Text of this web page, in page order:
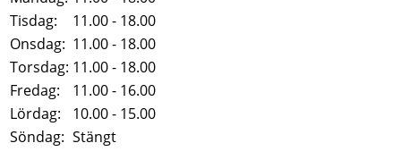
Tisdag:
11.00 - 18.00
Onsdag: 11.00 - 18.00
Torsdag: 11.00 - 18.00
Fredag:
11.00 - 16.00
Lördag:
10.00 - 15.00
Söndag: Stängt